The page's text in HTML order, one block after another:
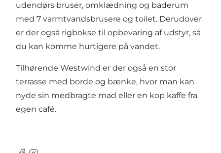
udendørs bruser, omklædning og baderum
med 7 varmtvandsbrusere og toilet. Derudover
er der også rigbokse til opbevaring af udstyr, så
du kan komme hurtigere på vandet.
Tilhørende Westwind er der også en stor
terrasse med borde og bænke, hvor man kan
nyde sin medbragte mad eller en kop kaffe fra
egen café.